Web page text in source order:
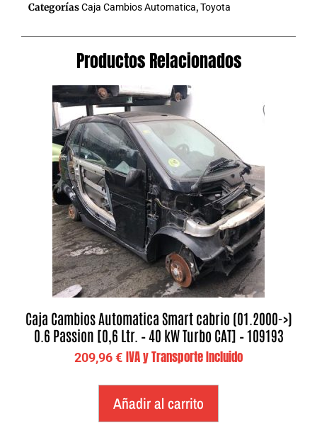
CategoríasCaja Cambios Automatica,Toyota
Productos Relacionados
Caja Cambios Automatica Smart cabrio (01.2000->)
0.6 Passion [0,6 Ltr. – 40 kW Turbo CAT] – 109193
209,96€ IVA y Transporte Incluido
Añadir al carrito